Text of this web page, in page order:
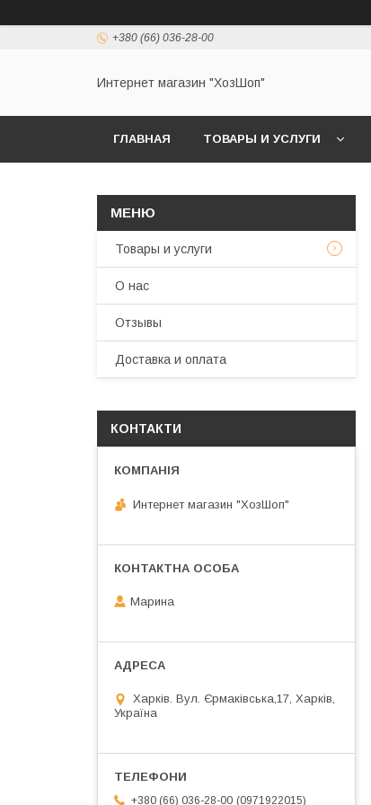
+380 (66) 036-28-00
Интернет магазин "ХозШоп"
ГЛАВНАЯ ТОВАРЫ И УСЛУГИ
Товары и услуги
О нас
Отзывы
Доставка и оплата
КОНТАКТИ
Интернет магазин "ХозШоп"
Марина
Харків. Вул. Єрмаківська,17, Харків,
Україна
+380 (66) 036-28-00 0971922015